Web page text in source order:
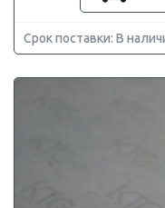
Срок поставки: В